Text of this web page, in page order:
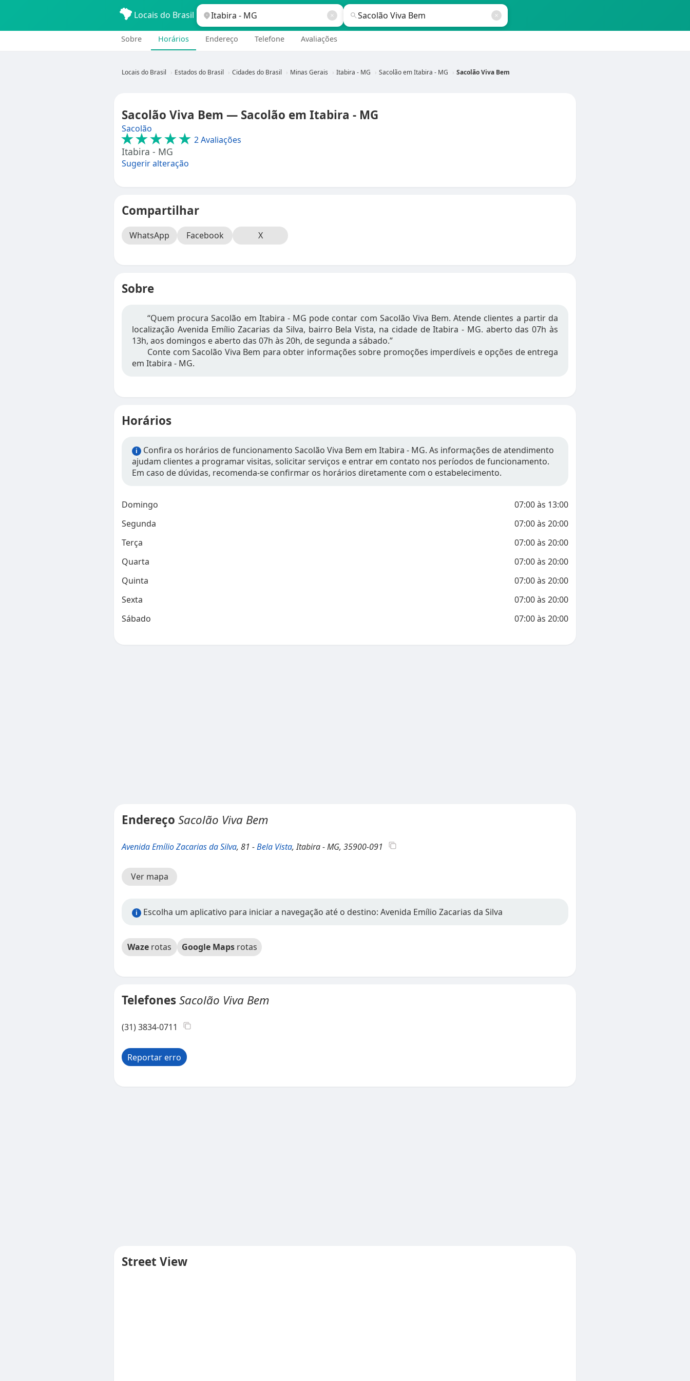
Locais do Brasil
Sobre Horários Endereço Telefone Avaliações
Locais do Brasil Estados do Brasil Cidades do Brasil Minas Gerais Itabira - MG Sacolão em Itabira - MG Sacolão Viva Bem
Sacolão Viva Bem — Sacolão em Itabira - MG
Sacolão
★★★★★ 2 Avaliações
Itabira - MG
Sugerir alteração
Compartilhar
WhatsApp Facebook X
Sobre
“Quem procura Sacolão em Itabira - MG pode contar com Sacolão Viva Bem. Atende clientes a partir da
localização Avenida Emílio Zacarias da Silva, bairro Bela Vista, na cidade de Itabira - MG. aberto das 07h às
13h, aos domingos e aberto das 07h às 20h, de segunda a sábado.”
Conte com Sacolão Viva Bem para obter informações sobre promoções imperdíveis e opções de entrega
em Itabira - MG.
Horários
i
Confira os horários de funcionamento Sacolão Viva Bem em Itabira - MG. As informações de atendimento
ajudam clientes a programar visitas, solicitar serviços e entrar em contato nos períodos de funcionamento.
Em caso de dúvidas, recomenda-se confirmar os horários diretamente com o estabelecimento.
Domingo 07:00às 13:00
Segunda
07:00às 20:00
Terça
07:00às 20:00
Quarta
07:00às 20:00
Quinta
07:00às 20:00
Sexta
07:00às 20:00
Sábado
07:00às 20:00
Endereço Sacolão Viva Bem
Avenida Emílio Zacarias da Silva, 81 -Bela Vista, Itabira - MG, 35900-091
Ver mapa
i Escolha um aplicativo para iniciar a navegação até o destino: Avenida Emílio Zacarias da Silva
Waze rotas Google Maps rotas
TelefonesSacolão Viva Bem
(31) 3834-0711
Reportar erro
Street View